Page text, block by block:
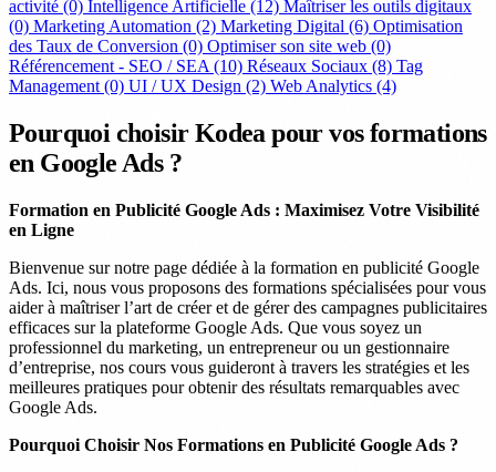
activité (0) Intelligence Artificielle (12) Maîtriser les outils digitaux
(0) Marketing Automation (2) Marketing Digital (6) Optimisation
des Taux de Conversion (0) Optimiser son site web (0)
Référencement - SEO / SEA (10) Réseaux Sociaux (8) Tag
Management (0) UI / UX Design (2) Web Analytics (4)
Pourquoi choisir Kodea pour vos formations
en Google Ads ?
Formation en Publicité Google Ads : Maximisez Votre Visibilité
en Ligne
Bienvenue sur notre page dédiée à la formation en publicité Google
Ads. Ici, nous vous proposons des formations spécialisées pour vous
aider à maîtriser l’art de créer et de gérer des campagnes publicitaires
efficaces sur la plateforme Google Ads. Que vous soyez un
professionnel du marketing, un entrepreneur ou un gestionnaire
d’entreprise, nos cours vous guideront à travers les stratégies et les
meilleures pratiques pour obtenir des résultats remarquables avec
Google Ads.
Pourquoi Choisir Nos Formations en Publicité Google Ads ?